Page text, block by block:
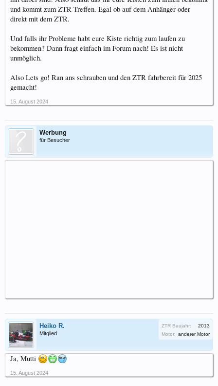
und kommt zum ZTR Treffen. Egal ob auf dem Anhänger oder
direkt mit dem ZTR.
Und falls ihr Probleme habt eure Kiste richtig zum laufen zu
bekommen? Dann fragt einfach im Forum nach! Es ist nicht
unmöglich.
Also Lets go! Ran ans schrauben und den ZTR fahrbereit für 2025
gemacht!
15. August 2024
Werbung
für Besucher
Heiko R.
Mitglied
ZTR Baujahr:
2013
Motor: anderer Motor
Ja, Mutti
15. August 2024